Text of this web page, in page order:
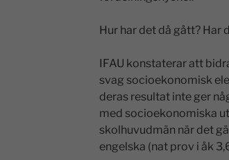
Hur har det då gått?
IFAU konstaterar att
svag socioekonomisk
deras resultat inte ger
med socioekonomiska
skolhuvudmän när det
engelska (nat prov i åk